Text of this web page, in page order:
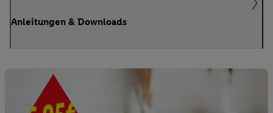
Anleitungen & Downloads